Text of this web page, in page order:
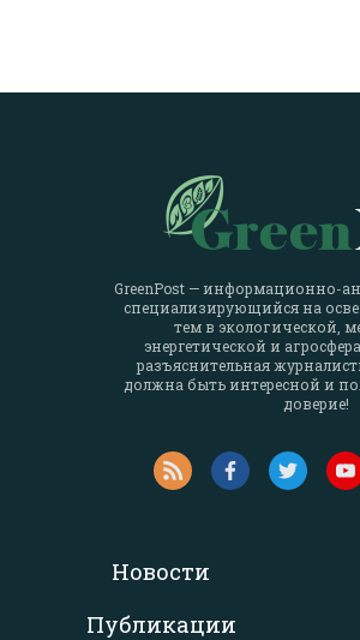
GreenPost — информационно-
специализирующийся на
тем в экологической,
энергетической и
разъяснительная
должна быть интересной и
доверие!
Новости
Публикации